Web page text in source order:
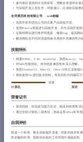
参与项目需求的讨论和评审，理解业务需求并提
与后端开发人员合作，对接接口，完成前后端数
全民简历科技有限公司 - web前端
负责开发和优化公司的主要产品前端开发。
使用React.js框架进行高效开发，并与后端开发团
定期对网站进行维护和更新，修复bug，提高网站
解决网站在不同浏览器和操作系统中的兼容性问
技能特长
精通HTML、CSS、JavaScript，熟悉React.js、
对Web性能优化、跨浏览器兼容性有深入理解。
熟悉Element UI、Mint UI、iView UI等主流前端UI
熟练使用Git进行版本控制，有良好的代码编写习
计算机
精通
英语
荣誉证书
英语四级，听说读写能力良好，能流利的用英语
通过全国计算机二级考试，熟练运用office等常用
自我评价
我是一个热情、敬业的前端开发者，对新的技术有
挥积极的作用。我期待在新的工作环境中挑战自我